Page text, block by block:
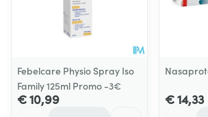
Febelcare Physio Spray Iso
Family 125ml Promo -3€
€ 10,99 € 14,33